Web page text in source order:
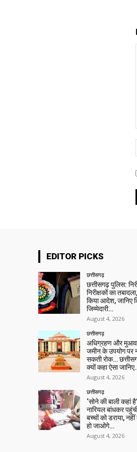
EDITOR PICKS
छत्तीसगढ़
छत्तीसगढ़ पुलिस:
निरीक्षकों का
किया आदेश, जानिए
जिम्मेदारी…
August 4, 2026
छत्तीसगढ़
अधिग्रहण और
जमीन के उपयोग पर
सकती रोक…
क्यों कहा ऐसा
August 4, 2026
छत्तीसगढ़
‘सोने की बाली कहां
नारियल बांधकर
बच्चों को डराया, नहीं
हो जाओगे…
August 4, 2026